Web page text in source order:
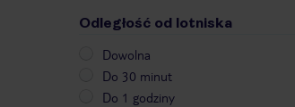
Odległość od lotniska
Dowolna
Do 30 minut
Do 1 godziny